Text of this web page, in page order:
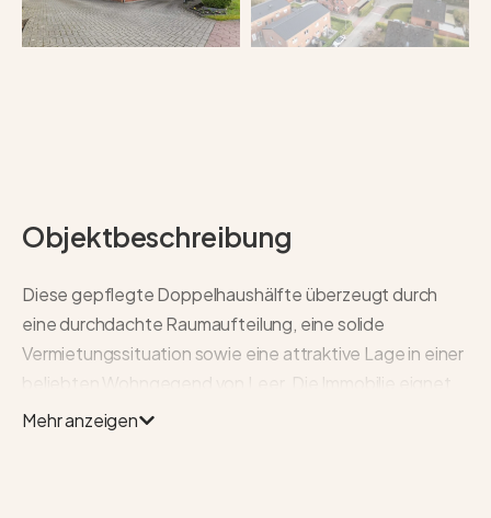
Objektbeschreibung
Diese gepflegte Doppelhaushälfte überzeugt durch
eine durchdachte Raumaufteilung, eine solide
Vermietungssituation sowie eine attraktive Lage in einer
beliebten Wohngegend von Leer. Die Immobilie eignet
sich ideal sowohl für Kapitalanleger, die eine stabile
Mehr anzeigen